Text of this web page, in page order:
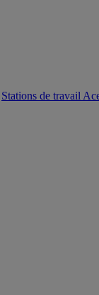
Stations de travail